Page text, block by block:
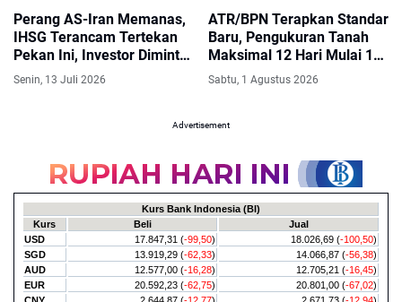
Perang AS-Iran Memanas,
IHSG Terancam Tertekan
Pekan Ini, Investor Diminta
Waspada
Senin, 13 Juli 2026
ATR/BPN Terapkan Standar
Baru, Pengukuran Tanah
Maksimal 12 Hari Mulai 17
Agustus 2026
Sabtu, 1 Agustus 2026
Advertisement